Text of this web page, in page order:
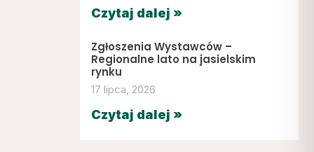
Czytaj dalej »
Zgłoszenia Wystawców –
Regionalne lato na jasielskim
rynku
17 lipca, 2026
Czytaj dalej »